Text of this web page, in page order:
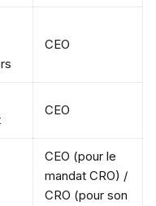
CEO
CEO
CEO (pour le
mandat CRO) /
CRO (pour son